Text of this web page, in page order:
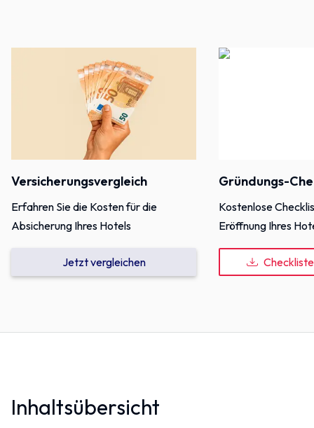
Versicherungsvergleich
Erfahren Sie die Kosten für die
Absicherung Ihres Hotels
Jetzt vergleichen
Gründungs-
Kostenlose
Eröffnung Ihres
Inhaltsübersicht